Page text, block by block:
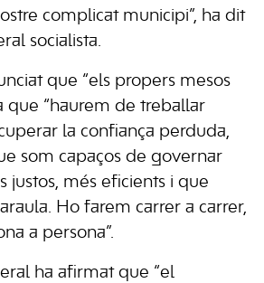
complicat municipi”, ha dit
socialista.
que “els propers mesos
que “haurem de treballar
la confiança perduda,
som capaços de governar
justos, més eficients i que
Ho farem carrer a carrer,
a persona”.
ha afirmat que “el